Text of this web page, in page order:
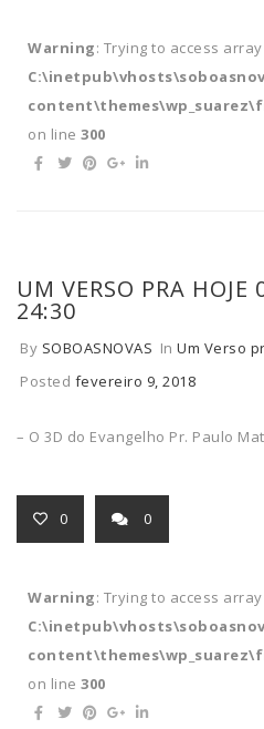
Warning: Trying to access
on line 300
UM VERSO PRA HOJE
24:30
By SOBOASNOVAS In Um Verso
Posted fevereiro 9, 2018
– O 3D do Evangelho Pr. Paulo
0 0
Warning: Trying to access
on line 300